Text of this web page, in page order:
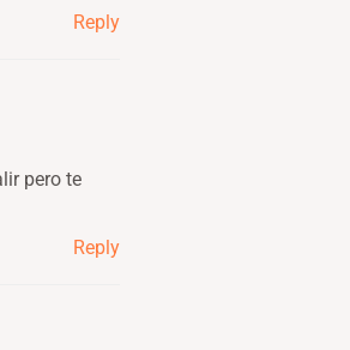
Reply
pero te
Reply